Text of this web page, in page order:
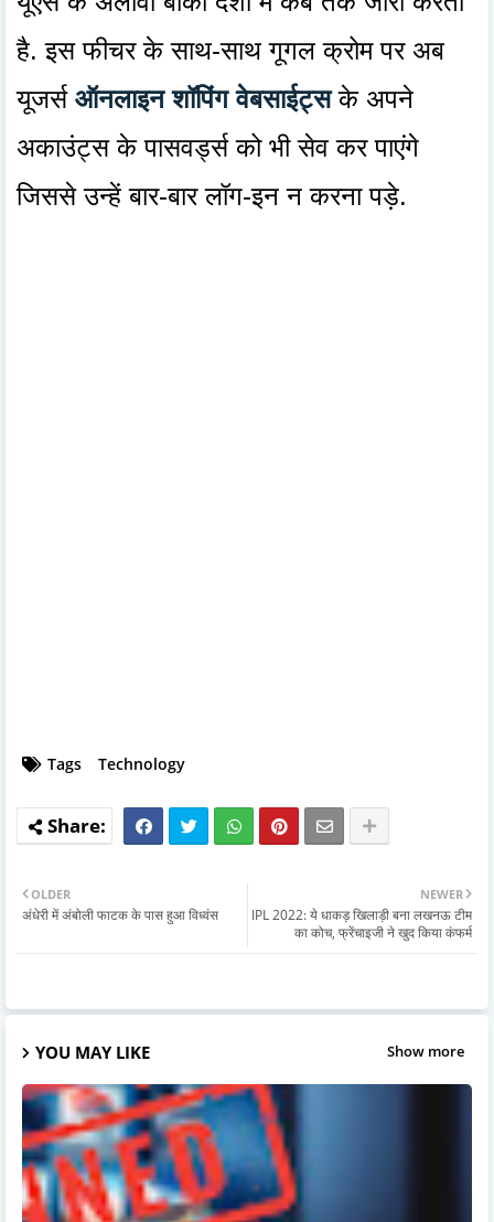
है. इस फीचर के साथ-साथ गूगल क्रोम पर अब
यूजर्स ऑनलाइन शॉपिंग वेबसाईट्सके अपने
अकाउंट्स के पासवर्ड्स को भी सेव कर पाएंगे
जिससे उन्हें बार-बार लॉग-इन न करना पड़े.
Tags Technology
NEWER
IPL 2022: ये धाकड़ खिलाड़ी बना लखनऊ टीम
का कोच, फ्रेंचाइजी ने खुद किया कंफर्म
OLDER
अंधेरी में अंबोली फाटक के पास हुआ विध्वंस
YOU MAY LIKE Show more